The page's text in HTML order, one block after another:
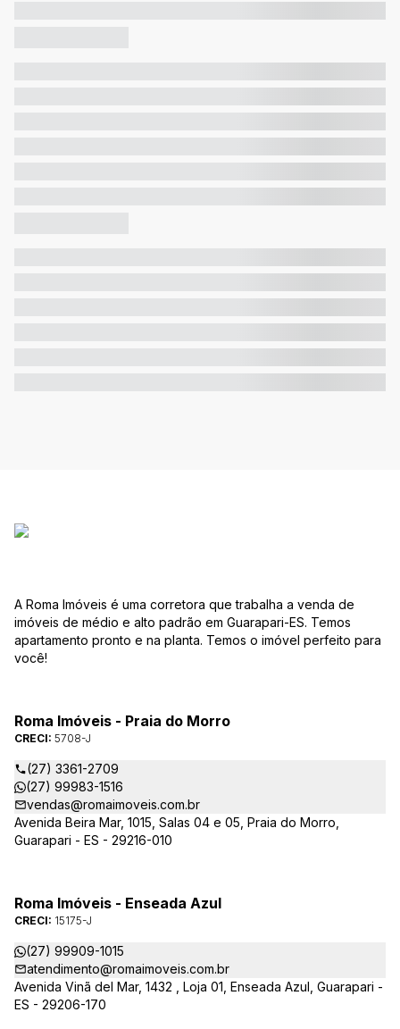
A Roma Imóveis é uma corretora que trabalha a venda de
imóveis de médio e alto padrão em Guarapari-ES. Temos
apartamento pronto e na planta. Temos o imóvel perfeito para
você!
Roma Imóveis - Praia do Morro
CRECI: 5708-J
(27) 3361-2709
(27) 99983-1516
vendas@romaimoveis.com.br
Avenida Beira Mar, 1015, Salas 04 e 05, Praia do Morro,
Guarapari - ES - 29216-010
Roma Imóveis - Enseada Azul
CRECI: 15175-J
(27) 99909-1015
atendimento@romaimoveis.com.br
Avenida Vinã del Mar, 1432 , Loja 01, Enseada Azul, Guarapari -
ES - 29206-170